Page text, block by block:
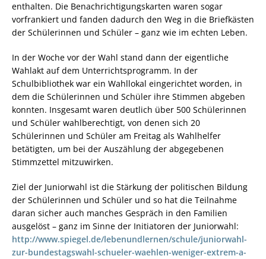
enthalten. Die Benachrichtigungskarten waren sogar
vorfrankiert und fanden dadurch den Weg in die Briefkästen
der Schülerinnen und Schüler – ganz wie im echten Leben.
In der Woche vor der Wahl stand dann der eigentliche
Wahlakt auf dem Unterrichtsprogramm. In der
Schulbibliothek war ein Wahllokal eingerichtet worden, in
dem die Schülerinnen und Schüler ihre Stimmen abgeben
konnten. Insgesamt waren deutlich über 500 Schülerinnen
und Schüler wahlberechtigt, von denen sich 20
Schülerinnen und Schüler am Freitag als Wahlhelfer
betätigten, um bei der Auszählung der abgegebenen
Stimmzettel mitzuwirken.
Ziel der Juniorwahl ist die Stärkung der politischen Bildung
der Schülerinnen und Schüler und so hat die Teilnahme
daran sicher auch manches Gespräch in den Familien
ausgelöst – ganz im Sinne der Initiatoren der Juniorwahl:
http://www.spiegel.de/lebenundlernen/schule/juniorwahl-
zur-bundestagswahl-schueler-waehlen-weniger-extrem-a-